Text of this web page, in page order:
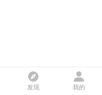
发现 我的